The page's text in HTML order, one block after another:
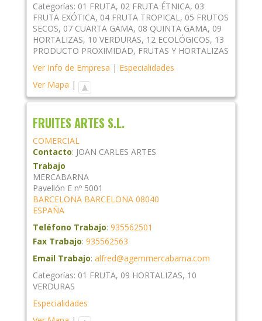
Categorías: 01 FRUTA, 02 FRUTA ÉTNICA, 03
FRUTA EXÓTICA, 04 FRUTA TROPICAL, 05 FRUTOS
SECOS, 07 CUARTA GAMA, 08 QUINTA GAMA, 09
HORTALIZAS, 10 VERDURAS, 12 ECOLÓGICOS, 13
PRODUCTO PROXIMIDAD, FRUTAS Y HORTALIZAS
Ver Info de Empresa | Especialidades
Ver Mapa |
FRUITES ARTES S.L.
COMERCIAL
Contacto: JOAN CARLES ARTES
Trabajo
MERCABARNA
Pavellón E nº 5001
BARCELONA BARCELONA 08040
ESPAÑA
Teléfono Trabajo: 935562501
Fax Trabajo: 935562563
Email Trabajo: alfred@agemmercabarna.com
Categorías: 01 FRUTA, 09 HORTALIZAS, 10
VERDURAS
Especialidades